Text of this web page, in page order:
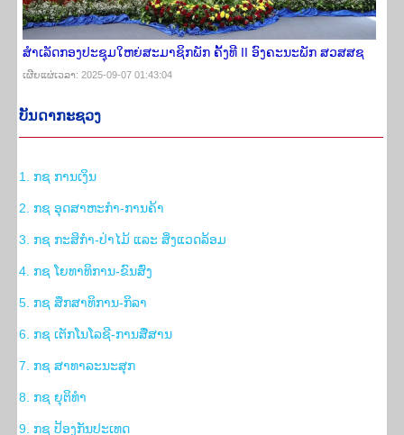
ສໍາເລັດກອງປະຊຸມໃຫຍ່ສະມາຊິກພັກ ຄັ້ງທີ II ອົງຄະນະພັກ ສວສສຊ
ເຜີຍ​ແຜ່​ເວ​ລາ: 2025-09-07 01:43:04
ບັນ​ດາ​ກະ​ຊວງ
1. ກ​ຊ ການເງິນ
2. ກ​ຊ ອຸດສາຫະກຳ-ການຄ້າ
3. ກ​ຊ ກະສິກຳ-ປ່າໄມ້ ແລະ ສິ່ງ​ແວດ​ລ້ອມ
4. ກ​ຊ ໂຍທາທິການ-ຂົນສົ່ງ
5. ກ​ຊ ສຶກສາທິການ-ກິລາ
6. ກ​ຊ ເຕັກໂນໂລຊີ-ການສື່ສານ
7. ກ​ຊ ສາທາລະນະສຸກ
8. ກ​ຊ ຍຸຕິທຳ
9. ກ​ຊ ປ້ອງກັນປະເທດ